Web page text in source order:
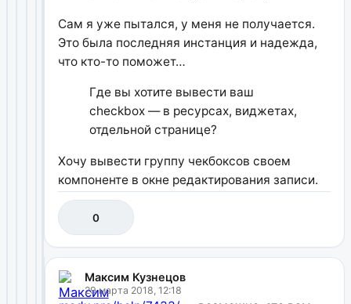
Сам я уже пытался, у меня не получается.
Это была последняя инстанция и надежда,
что кто-то поможет…
Где вы хотите вывести ваш
checkbox — в ресурсах, виджетах,
отдельной странице?
Хочу вывести группу чекбоксов своем
компоненте в окне редактирования записи.
0
Максим Кузнецов
29 марта 2018, 12:18